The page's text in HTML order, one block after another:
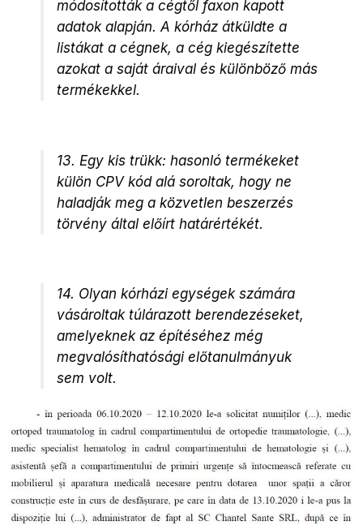
módosították a cégtől faxon kapott
adatok alapján. A kórház átküldte a
listákat a cégnek, a cég kiegészítette
azokat a saját áraival és különböző más
termékekkel.
13. Egy kis trükk: hasonló termékeket
külön CPV kód alá soroltak, hogy ne
haladják meg a közvetlen beszerzés
törvény által előírt határértékét.
14. Olyan kórházi egységek számára
vásároltak túlárazott berendezéseket,
amelyeknek az építéséhez még
megvalósíthatósági előtanulmányuk
sem volt.